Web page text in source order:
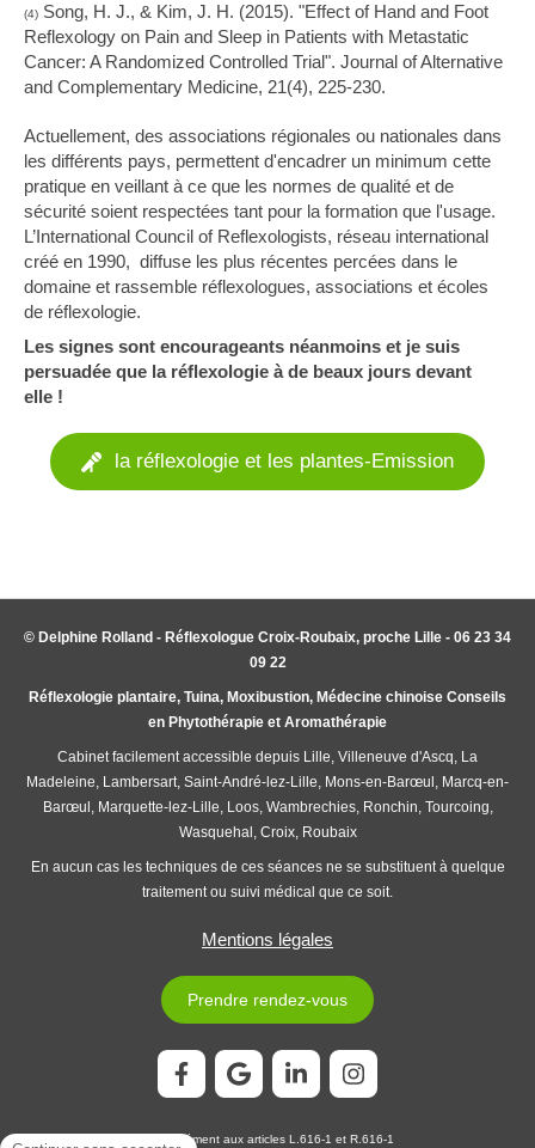
(4) Song, H. J., & Kim, J. H. (2015). "Effect of Hand and Foot
Reflexology on Pain and Sleep in Patients with Metastatic
Cancer: A Randomized Controlled Trial". Journal of Alternative
and Complementary Medicine, 21(4), 225-230.
Actuellement, des associations régionales ou nationales dans
les différents pays, permettent d'encadrer un minimum cette
pratique en veillant à ce que les normes de qualité et de
sécurité soient respectées tant pour la formation que l'usage.
L’International Council of Reflexologists, réseau international
créé en 1990, diffuse les plus récentes percées dans le
domaine et rassemble réflexologues, associations et écoles
de réflexologie.
Les signes sont encourageants néanmoins et je suis
persuadée que la réflexologie à de beaux jours devant
elle !
la réflexologie et les plantes-Emission
© Delphine Rolland - Réflexologue Croix-Roubaix, proche Lille - 06 23 34
09 22
Réflexologie plantaire, Tuina, Moxibustion, Médecine chinoise Conseils
en Phytothérapie et Aromathérapie
Cabinet facilement accessible depuis Lille, Villeneuve d'Ascq, La
Madeleine, Lambersart, Saint-André-lez-Lille, Mons-en-Barœul, Marcq-en-
Barœul, Marquette-lez-Lille, Loos, Wambrechies, Ronchin, Tourcoing,
Wasquehal, Croix, Roubaix
En aucun cas les techniques de ces séances ne se substituent à quelque
traitement ou suivi médical que ce soit.
Mentions légales
Prendre rendez-vous
Conformément aux articles L.616-1 et R.616-1